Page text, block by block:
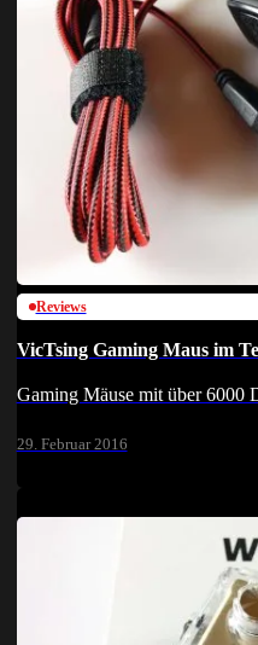
Reviews
VicTsing Gaming Maus im
Gaming Mäuse mit über 6000
29. Februar 2016